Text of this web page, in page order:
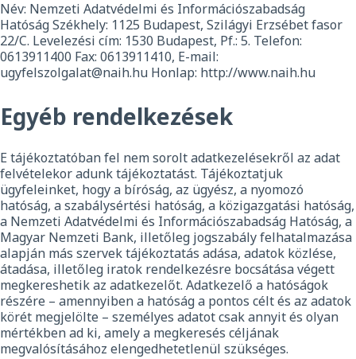
Név: Nemzeti Adatvédelmi és Információszabadság
Hatóság Székhely: 1125 Budapest, Szilágyi Erzsébet fasor
22/C. Levelezési cím: 1530 Budapest, Pf.: 5. Telefon:
0613911400 Fax: 0613911410, E-mail:
ugyfelszolgalat@naih.hu Honlap: http://www.naih.hu
Egyéb rendelkezések
E tájékoztatóban fel nem sorolt adatkezelésekről az adat
felvételekor adunk tájékoztatást. Tájékoztatjuk
ügyfeleinket, hogy a bíróság, az ügyész, a nyomozó
hatóság, a szabálysértési hatóság, a közigazgatási hatóság,
a Nemzeti Adatvédelmi és Információszabadság Hatóság, a
Magyar Nemzeti Bank, illetőleg jogszabály felhatalmazása
alapján más szervek tájékoztatás adása, adatok közlése,
átadása, illetőleg iratok rendelkezésre bocsátása végett
megkereshetik az adatkezelőt. Adatkezelő a hatóságok
részére – amennyiben a hatóság a pontos célt és az adatok
körét megjelölte – személyes adatot csak annyit és olyan
mértékben ad ki, amely a megkeresés céljának
megvalósításához elengedhetetlenül szükséges.